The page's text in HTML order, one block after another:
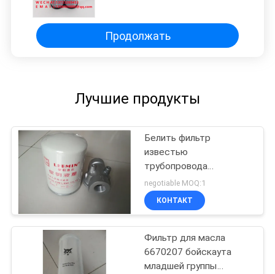
Продолжать
Лучшие продукты
Белить фильтр
известью
трубопровода
гидравлического масла
роторный
negotiable MOQ:1
КОНТАКТ
Фильтр для масла
6670207 бойскаута
младшей группы